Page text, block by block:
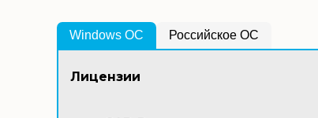
Windows OС Российское ОС
Лицензии